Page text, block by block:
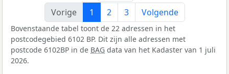
Vorige
1 2 3 Volgende
Bovenstaande tabel toont de 22 adressen in het
postcodegebied 6102 BP. Dit zijn alle adressen met
postcode 6102BP in de BAG data van het Kadaster van 1 juli
2026.